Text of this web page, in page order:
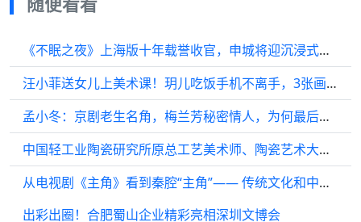
《不眠之夜》上海版十年载誉收官，申城将迎沉浸式《剧院魅影》亚洲首演
汪小菲送女儿上美术课！玥儿吃饭手机不离手，3张画暴露心理状态
孟小冬：京剧老生名角，梅兰芳秘密情人，为何最后嫁给杜月笙
中国轻工业陶瓷研究所原总工艺美术师、陶瓷艺术大师刘平逝世
从电视剧《主角》看到秦腔“主角”—— 传统文化和中国戏曲一定不让观众失望
出彩出圈！合肥蜀山企业精彩亮相深圳文博会